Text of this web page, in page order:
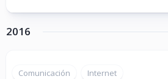
2016
Comunicación Internet